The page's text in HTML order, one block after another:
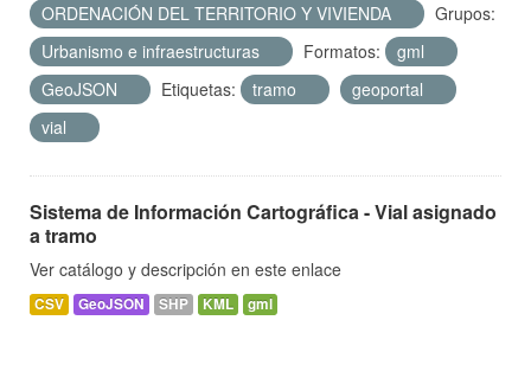
ORDENACIÓN DEL TERRITORIO Y VIVIENDA
Grupos:
Urbanismo e infraestructuras
Formatos:
gml
GeoJSON
Etiquetas: tramo
geoportal
vial
Sistema de Información Cartográfica - Vial asignado
a tramo
Ver catálogo y descripción en este enlace
CSV GeoJSON SHP KML gml